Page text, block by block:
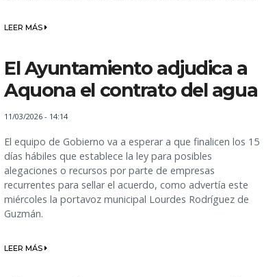
LEER MÁS
El Ayuntamiento adjudica a
Aquona el contrato del agua
11/03/2026 - 14:14
El equipo de Gobierno va a esperar a que finalicen los 15
días hábiles que establece la ley para posibles
alegaciones o recursos por parte de empresas
recurrentes para sellar el acuerdo, como advertía este
miércoles la portavoz municipal Lourdes Rodríguez de
Guzmán.
LEER MÁS